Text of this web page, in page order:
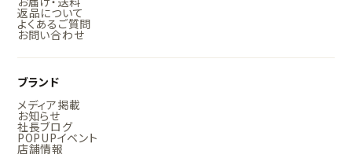
返品について
よくあるご質問
お問い合わせ
ブランド
メディア掲載
お知らせ
社長ブログ
POPUPイベント
店舗情報